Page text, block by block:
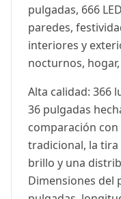
pulgadas, 666
paredes,
interiores y
nocturnos,
Alta calidad: 366
36 pulgadas
comparación con
tradicional, la tira
brillo y una
Dimensiones del